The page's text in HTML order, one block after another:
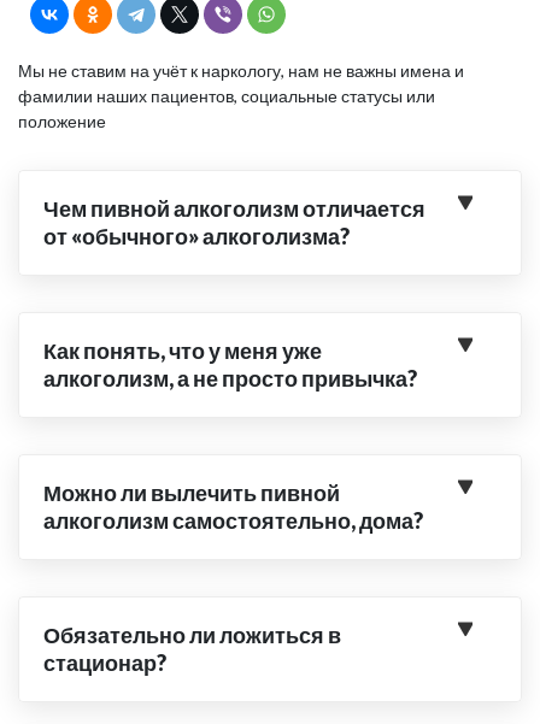
Мы не ставим на учёт к наркологу, нам не важны имена и
фамилии наших пациентов, социальные статусы или
положение
Чем пивной алкоголизм отличается
от «обычного» алкоголизма?
Как понять, что у меня уже
алкоголизм, а не просто привычка?
Можно ли вылечить пивной
алкоголизм самостоятельно, дома?
Обязательно ли ложиться в
стационар?